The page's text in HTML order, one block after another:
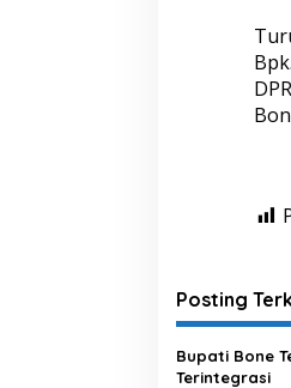
t
T
i
Posting
Bupati Bone
Terintegrasi